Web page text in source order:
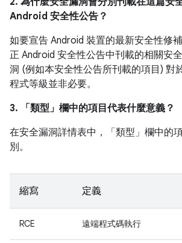
Android 安全性公告？
如要宣告 Android 裝置的最新安全性修
正 Android 安全性公告中刊載的相關安
洞 (例如本安全性公告所刊載的項目) 對
程式等級並非必要。
3. 「類型」 欄中的項目代表什麼意義？
在安全漏洞詳情表中，「類型」 欄中的
別。
縮寫 定義
RCE 遠端程式碼執行